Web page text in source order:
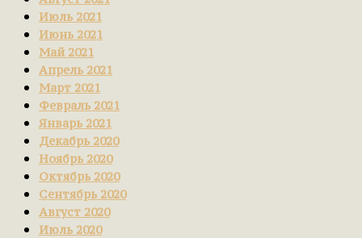
Июль 2021
Июнь 2021
Май 2021
Апрель 2021
Март 2021
Февраль 2021
Январь 2021
Декабрь 2020
Ноябрь 2020
Октябрь 2020
Сентябрь 2020
Август 2020
Июль 2020